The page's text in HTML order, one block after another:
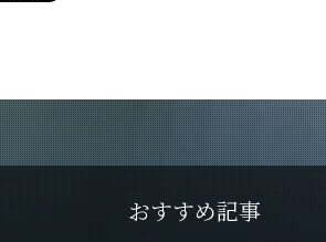
おすすめ記事